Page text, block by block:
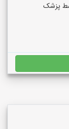
پزشک